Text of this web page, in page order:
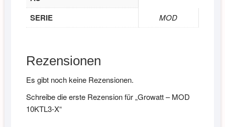
SERIE
MOD
Rezensionen
Es gibt noch keine Rezensionen.
Schreibe die erste Rezension für „Growatt – MOD
10KTL3-X“